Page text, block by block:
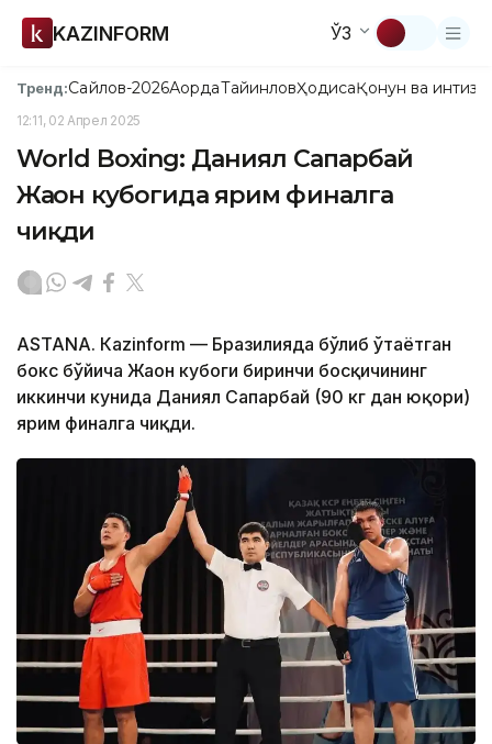
KAZINFORM ЎЗ
Тренд:Сайлов-2026АқордаТайинловҲодисаҚонун ва
12:11, 02 Апрел 2025
World Boxing: Даниял Сапарбай
Жаҳон кубогида ярим финалга
чиқди
ASTANА. Кazinform — Бразилияда бўлиб ўтаётган
бокс бўйича Жаҳон кубоги биринчи босқичининг
иккинчи кунида Даниял Сапарбай (90 кг дан юқори)
ярим финалга чиқди.